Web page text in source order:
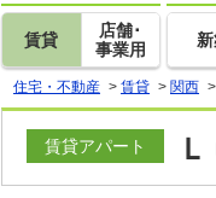
賃貸
店舗･
事業用
住宅・不動産 > 賃貸 > 関西 >
賃貸アパート